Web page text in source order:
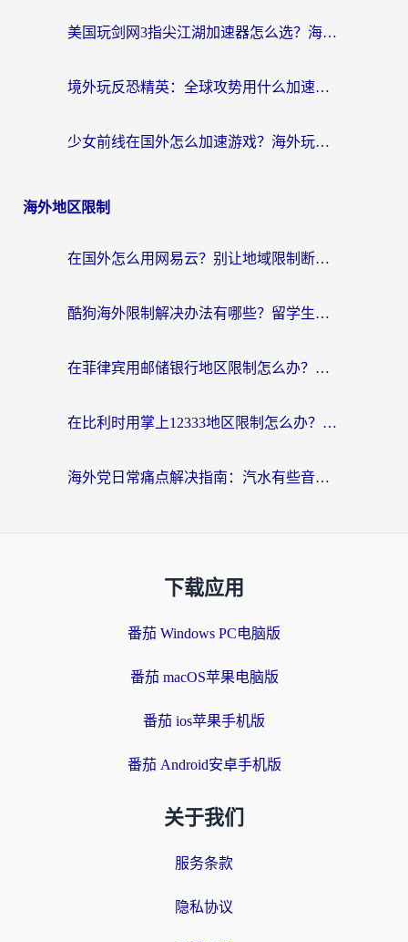
美国玩剑网3指尖江湖加速器怎么选？海外党亲测避坑指南
境外玩反恐精英：全球攻势用什么加速器？2026海外玩家亲测实用指南
少女前线在国外怎么加速游戏？海外玩家必看的国服游戏畅玩指南
海外地区限制
在国外怎么用网易云？别让地域限制断了你的中文歌单——附听书社交定位解决方案
酷狗海外限制解决办法有哪些？留学生亲测有效的回国加速指南
在菲律宾用邮储银行地区限制怎么办？海外华人必看的回国加速解决方案
在比利时用掌上12333地区限制怎么办？海外华人亲测有效的回国加速方案
海外党日常痛点解决指南：汽水有些音乐在国外无法播放怎么办？
下载应用
番茄 Windows PC电脑版
番茄 macOS苹果电脑版
番茄 ios苹果手机版
番茄 Android安卓手机版
关于我们
服务条款
隐私协议